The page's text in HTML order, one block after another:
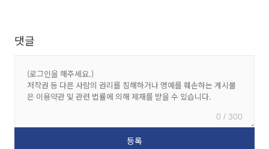
댓글
0 / 300